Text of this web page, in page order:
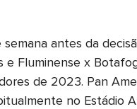
antes da
e Fluminense x
de 2023. Pan
no